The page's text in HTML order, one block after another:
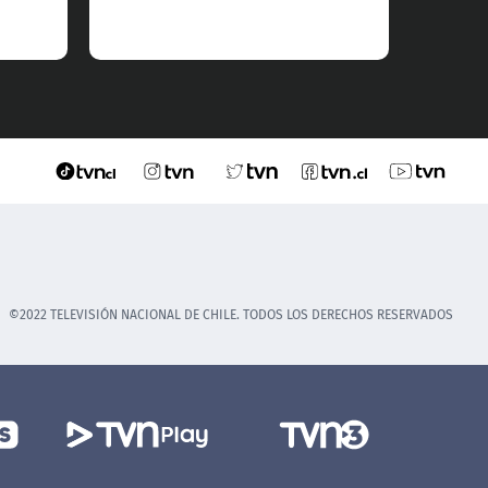
©2022 TELEVISIÓN NACIONAL DE CHILE. TODOS LOS DERECHOS RESERVADOS